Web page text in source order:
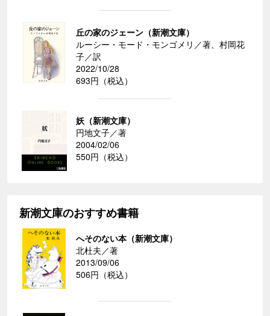
丘の家のジェーン（新潮文庫）
ルーシー・モード・モンゴメリ／著、村岡花
子／訳
2022/10/28
693円（税込）
妖（新潮文庫）
円地文子／著
2004/02/06
550円（税込）
新潮文庫のおすすめ書籍
へそのない本（新潮文庫）
北杜夫／著
2013/09/06
506円（税込）